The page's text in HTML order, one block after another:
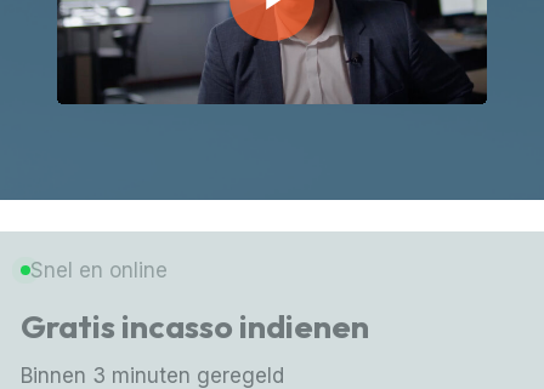
Snel en online
Gratis incasso indienen
Binnen 3 minuten geregeld